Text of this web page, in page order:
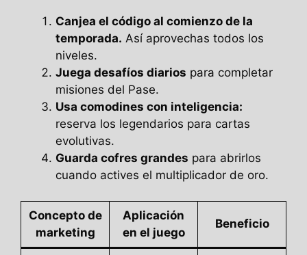
Canjea el código al comienzo de la
temporada. Así aprovechas todos los
niveles.
Juega desafíos diarios para completar
misiones del Pase.
Usa comodines con inteligencia:
reserva los legendarios para cartas
evolutivas.
Guarda cofres grandes para abrirlos
cuando actives el multiplicador de oro.
Concepto de
marketing
Aplicación
en el juego
Beneficio